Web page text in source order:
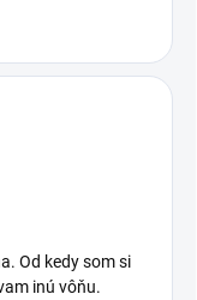
Od kedy som si
inú vôňu.